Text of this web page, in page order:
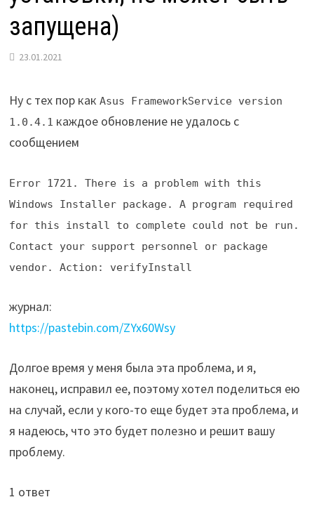
запущена)
23.01.2021
Ну с тех пор как Asus FrameworkService version
1.0.4.1 каждое обновление не удалось с
сообщением
Error 1721. There is a problem with this
Windows Installer package. A program required
for this install to complete could not be run.
Contact your support personnel or package
vendor. Action: verifyInstall
журнал:
https://pastebin.com/ZYx60Wsy
Долгое время у меня была эта проблема, и я,
наконец, исправил ее, поэтому хотел поделиться ею
на случай, если у кого-то еще будет эта проблема, и
я надеюсь, что это будет полезно и решит вашу
проблему.
1 ответ